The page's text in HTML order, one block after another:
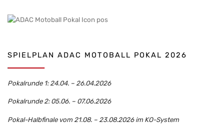
SPIELPLAN ADAC MOTOBALL POKAL 2026
Pokalrunde 1: 24.04. – 26.04.2026
Pokalrunde 2: 05.06. – 07.06.2026
Pokal-Halbfinale vom 21.08. – 23.08.2026 im KO-System